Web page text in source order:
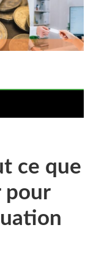
ce que
pour